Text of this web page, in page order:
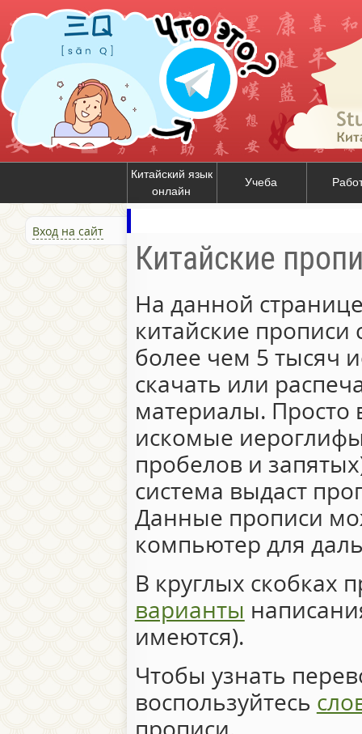
Китайский язык
онлайн
Учеба
Вход на сайт
Китайские
На данной
китайские
более чем 5 тысяч
скачать или
материалы. Просто
искомые
пробелов и
система выдаст
Данные прописи
компьютер для
В круглых скобках
варианты
имеются).
Чтобы узнать
воспользуйтесь